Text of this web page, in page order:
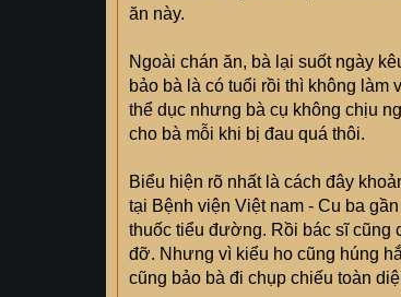
ăn này.
Ngoài chán ăn, bà lại suốt ngày
bảo bà là có tuổi rồi thì không
thể dục nhưng bà cụ không chịu
cho bà mỗi khi bị đau quá thôi.
Biểu hiện rõ nhất là cách đây
tại Bệnh viện Việt nam - Cu ba
thuốc tiểu đường. Rồi bác sĩ cũng
đỡ. Nhưng vì kiểu ho cũng húng
cũng bảo bà đi chụp chiếu toàn